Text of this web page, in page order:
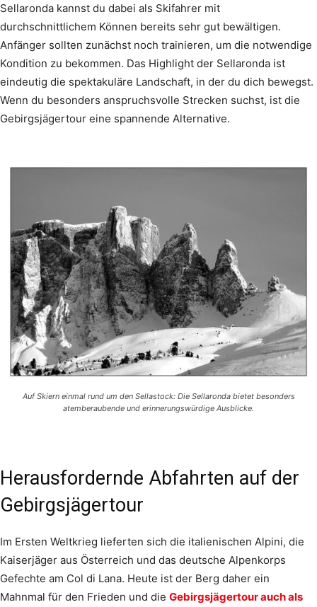
Sellaronda kannst du dabei als Skifahrer mit
durchschnittlichem Können bereits sehr gut bewältigen.
Anfänger sollten zunächst noch trainieren, um die notwendige
Kondition zu bekommen. Das Highlight der Sellaronda ist
eindeutig die spektakuläre Landschaft, in der du dich bewegst.
Wenn du besonders anspruchsvolle Strecken suchst, ist die
Gebirgsjägertour eine spannende Alternative.
Auf Skiern einmal rund um den Sellastock: Die Sellaronda bietet besonders
atemberaubende und erinnerungswürdige Ausblicke.
Herausfordernde Abfahrten auf der
Gebirgsjägertour
Im Ersten Weltkrieg lieferten sich die italienischen Alpini, die
Kaiserjäger aus Österreich und das deutsche Alpenkorps
Gefechte am Col di Lana. Heute ist der Berg daher ein
Mahnmal für den Frieden und die Gebirgsjägertour auch als